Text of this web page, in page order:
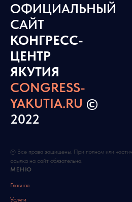
ОФИЦИАЛЬНЫЙ
САЙТ
КОНГРЕСС-
ЦЕНТР
ЯКУТИЯ
CONGRESS-
YAKUTIA.RU ©
2022
© Все права защищены. При полном или
ссылка на сайт обязательна.
МЕНЮ
Главная
Услуги